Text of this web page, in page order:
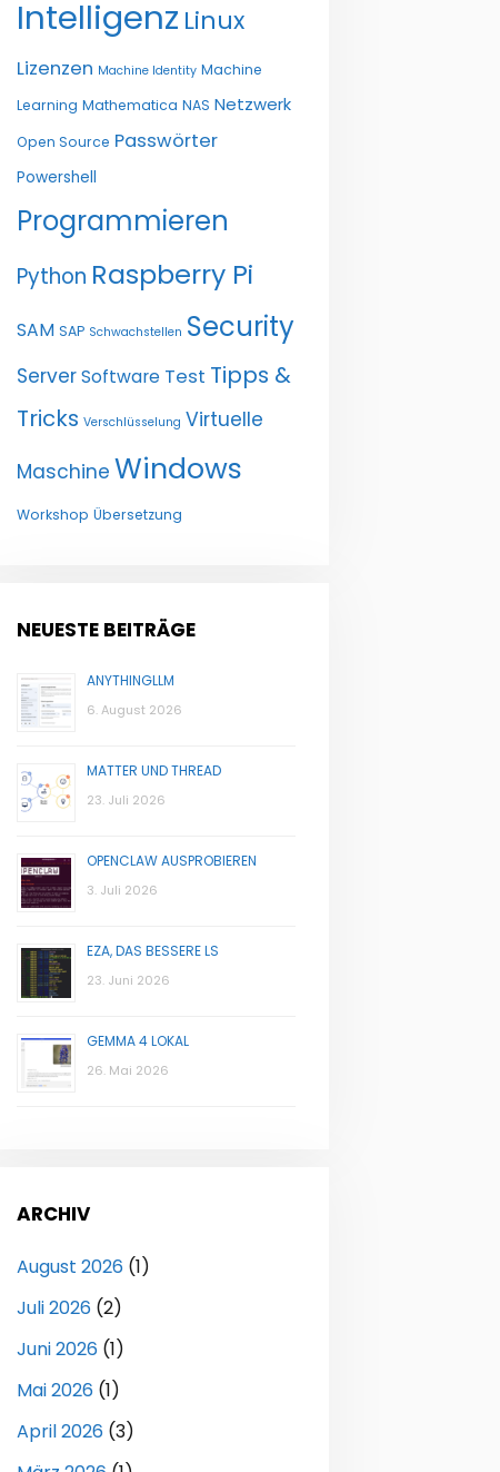
Intelligenz Linux
Lizenzen Machine Identity Machine
Learning Mathematica NAS Netzwerk
Open Source Passwörter
Powershell
Programmieren
Python Raspberry Pi
SAM SAP Schwachstellen Security
ServerSoftware Test Tipps &
Tricks Verschlüsselung Virtuelle
Maschine Windows
Workshop Übersetzung
NEUESTE BEITRÄGE
ANYTHINGLLM
6. August 2026
MATTER UND THREAD
23. Juli 2026
OPENCLAW AUSPROBIEREN
3. Juli 2026
EZA, DAS BESSERE LS
23. Juni 2026
GEMMA 4 LOKAL
26. Mai 2026
ARCHIV
August 2026 (1)
Juli 2026 (2)
Juni 2026 (1)
Mai 2026 (1)
April 2026 (3)